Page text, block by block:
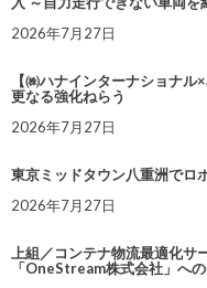
2026年7月27日
【㈱ハナインターナショナ
更なる強化ねらう
2026年7月27日
東京ミッドタウン八重洲でロ
2026年7月27日
上組／コンテナ物流最適化サ
「OneStream株式会社」へ